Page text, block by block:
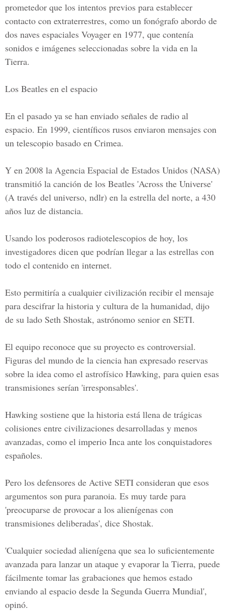
prometedor que los intentos previos para establecer
contacto con extraterrestres, como un fonógrafo abordo de
dos naves espaciales Voyager en 1977, que contenía
sonidos e imágenes seleccionadas sobre la vida en la
Tierra.
Los Beatles en el espacio
En el pasado ya se han enviado señales de radio al
espacio. En 1999, científicos rusos enviaron mensajes con
un telescopio basado en Crimea.
Y en 2008 la Agencia Espacial de Estados Unidos (NASA)
transmitió la canción de los Beatles 'Across the Universe'
(A través del universo, ndlr) en la estrella del norte, a 430
años luz de distancia.
Usando los poderosos radiotelescopios de hoy, los
investigadores dicen que podrían llegar a las estrellas con
todo el contenido en internet.
Esto permitiría a cualquier civilización recibir el mensaje
para descifrar la historia y cultura de la humanidad, dijo
de su lado Seth Shostak, astrónomo senior en SETI.
El equipo reconoce que su proyecto es controversial.
Figuras del mundo de la ciencia han expresado reservas
sobre la idea como el astrofísico Hawking, para quien esas
transmisiones serían 'irresponsables'.
Hawking sostiene que la historia está llena de trágicas
colisiones entre civilizaciones desarrolladas y menos
avanzadas, como el imperio Inca ante los conquistadores
españoles.
Pero los defensores de Active SETI consideran que esos
argumentos son pura paranoia. Es muy tarde para
'preocuparse de provocar a los alienígenas con
transmisiones deliberadas', dice Shostak.
'Cualquier sociedad alienígena que sea lo suficientemente
avanzada para lanzar un ataque y evaporar la Tierra, puede
fácilmente tomar las grabaciones que hemos estado
enviando al espacio desde la Segunda Guerra Mundial',
opinó.